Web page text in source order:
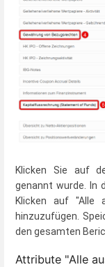
Klicken Sie auf
genannt wurde. In
Klicken auf "Alle
hinzuzufügen.
den gesamten
Attribute "Alle